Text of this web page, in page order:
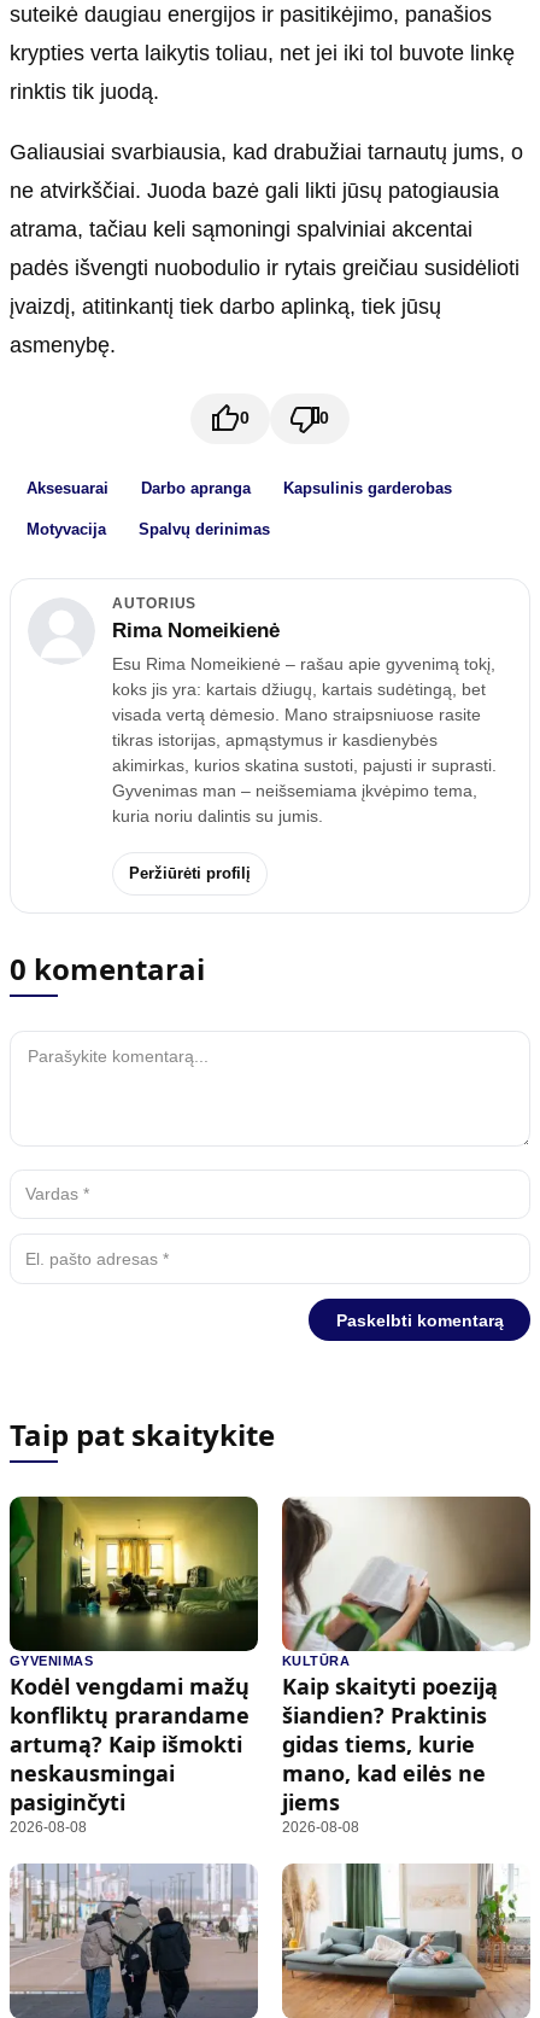
suteikė daugiau energijos ir pasitikėjimo, panašios
krypties verta laikytis toliau, net jei iki tol buvote linkę
rinktis tik juodą.
Galiausiai svarbiausia, kad drabužiai tarnautų jums, o
ne atvirkščiai. Juoda bazė gali likti jūsų patogiausia
atrama, tačiau keli sąmoningi spalviniai akcentai
padės išvengti nuobodulio ir rytais greičiau susidėlioti
įvaizdį, atitinkantį tiek darbo aplinką, tiek jūsų
asmenybę.
0 0
Aksesuarai Darbo apranga Kapsulinis garderobas
Motyvacija Spalvų derinimas
AUTORIUS
Rima Nomeikienė
Esu Rima Nomeikienė – rašau apie gyvenimą tokį,
koks jis yra: kartais džiugų, kartais sudėtingą, bet
visada vertą dėmesio. Mano straipsniuose rasite
tikras istorijas, apmąstymus ir kasdienybės
akimirkas, kurios skatina sustoti, pajusti ir suprasti.
Gyvenimas man – neišsemiama įkvėpimo tema,
kuria noriu dalintis su jumis.
Peržiūrėti profilį
0 komentarai
Taip pat skaitykite
GYVENIMAS
Kodėl vengdami mažų
konfliktų prarandame
artumą? Kaip išmokti
neskausmingai
pasiginčyti
2026-08-08
KULTŪRA
Kaip skaityti poeziją
šiandien? Praktinis
gidas tiems, kurie
mano, kad eilės ne
jiems
2026-08-08